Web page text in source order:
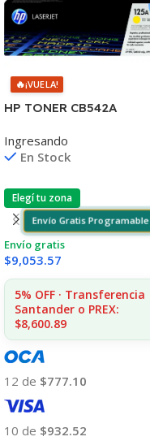
🔥¡VUELA!
HP TONER CB542A
1215/1515/1510/1312
Ingresando
En Stock
Elegí tu zona
Envío Gratis Programable
Envío gratis
$9,053.57
5% OFF · Transferencia
Santander o PREX:
$8,600.89
12 de $777.10
10 de $932.52